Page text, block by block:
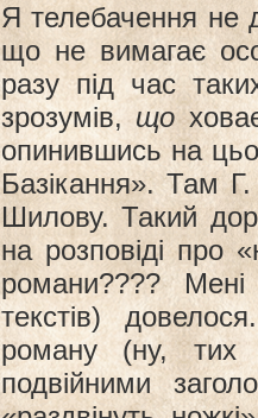
Я телебачення
що не вимагає
разу під час
зрозумів,що
опинившись на
Базікання». Там
Шилову. Такий
на розповіді про
романи????
текстів)
роману (ну,
подвійними